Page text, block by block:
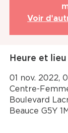
Voir
Heure et lieu
01 nov. 2022,
Centre-
Boulevard
Beauce G5Y